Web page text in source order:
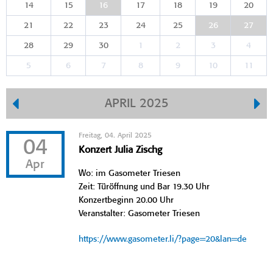
14 15 16 17 18 19 20
21 22 23 24 25 26 27
28 29 30 1 2 3 4
5 6 7 8 9 10 11
APRIL 2025
04
Apr
Freitag, 04. April 2025
Konzert Julia Zischg
Wo: im Gasometer Triesen
Zeit: Türöffnung und Bar 19.30 Uhr
Konzertbeginn 20.00 Uhr
Veranstalter: Gasometer Triesen
https://www.gasometer.li/?page=20&lan=de